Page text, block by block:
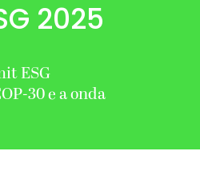
2025
ESG
30 e a onda